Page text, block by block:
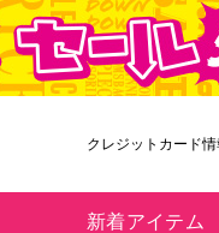
クレジットカード
新着アイテム